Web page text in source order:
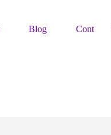
Blog Contacto